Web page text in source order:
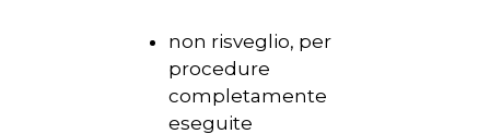
non risveglio, per
procedure
completamente
eseguite